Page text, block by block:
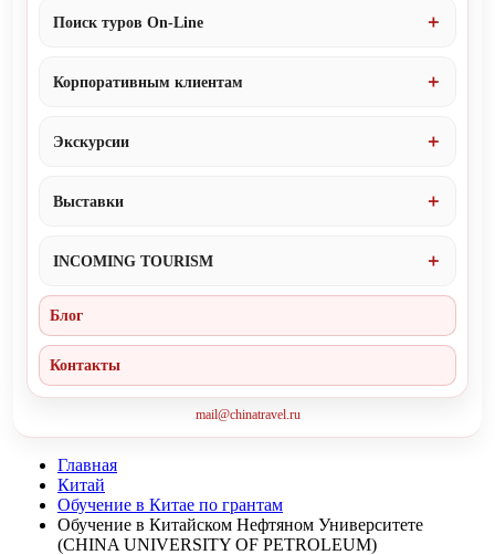
Поиск туров On-Line
Корпоративным клиентам
Экскурсии
Выставки
INCOMING TOURISM
Блог
Контакты
mail@chinatravel.ru
Главная
Китай
Обучение в Китае по грантам
Обучение в Китайском Нефтяном Университете
(CHINA UNIVERSITY OF PETROLEUM)